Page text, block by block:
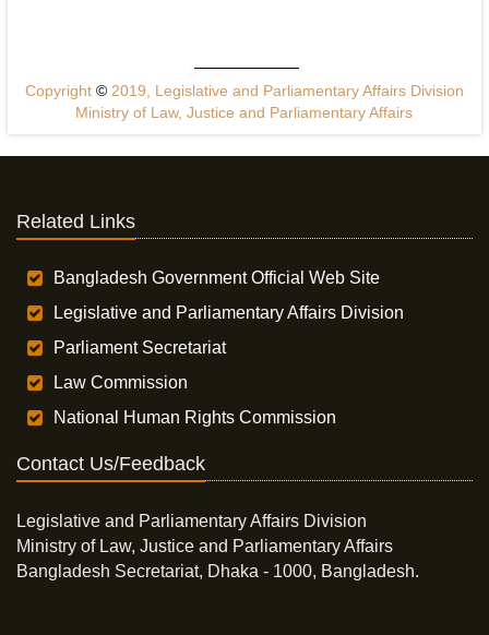
Copyright ©2019, Legislative and Parliamentary Affairs Division
Ministry of Law, Justice and Parliamentary Affairs
Related Links
Bangladesh Government Official Web Site
Legislative and Parliamentary Affairs Division
Parliament Secretariat
Law Commission
National Human Rights Commission
Contact Us/Feedback
Legislative and Parliamentary Affairs Division
Ministry of Law, Justice and Parliamentary Affairs
Bangladesh Secretariat, Dhaka - 1000, Bangladesh.